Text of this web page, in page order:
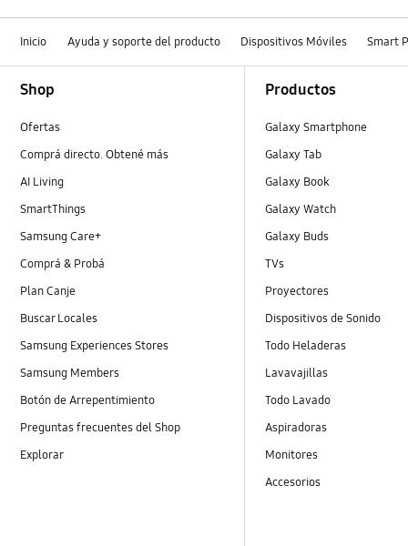
Inicio Ayuda y soporte del producto Dispositivos Móviles Smart
Shop
Ofertas
Comprá directo. Obtené más
AI Living
SmartThings
Samsung Care+
Comprá & Probá
Plan Canje
Buscar Locales
Samsung Experiences Stores
Samsung Members
Botón de Arrepentimiento
Preguntas frecuentes del Shop
Explorar
Productos
Galaxy Smartphone
Galaxy Tab
Galaxy Book
Galaxy Watch
Galaxy Buds
TVs
Proyectores
Dispositivos de Sonido
Todo Heladeras
Lavavajillas
Todo Lavado
Aspiradoras
Monitores
Accesorios